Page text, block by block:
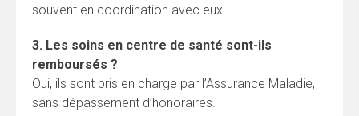
souvent en coordination avec eux.
3. Les soins en centre de santé sont-ils
remboursés ?
Oui, ils sont pris en charge par l’Assurance Maladie,
sans dépassement d’honoraires.